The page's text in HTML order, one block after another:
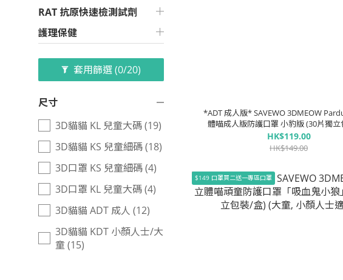
RAT 抗原快速檢測試劑
護理保健
套用篩選(0/20)
尺寸
3D貓貓 KL 兒童大碼 (19)
3D貓貓 KS 兒童細碼 (18)
3D口罩 KS 兒童細碼 (4)
3D口罩 KL 兒童大碼 (4)
3D貓貓 ADT 成人 (12)
3D貓貓 KDT 小顏人士/大
童 (15)
*ADT 成人版* SAVEWO 3DMEOW
體喵成人版防護口罩 小豹版 (30片獨
(90% 以上成人適用)
HK$119.00
HK$149.00
$149 口罩買二送一專區口罩